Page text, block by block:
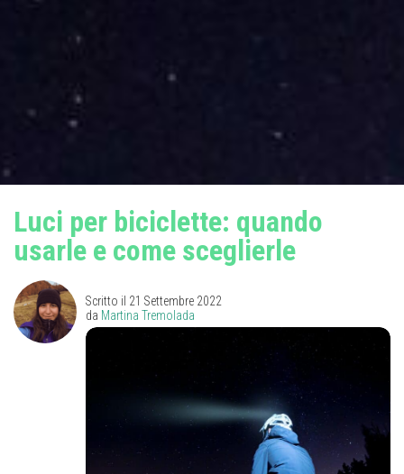
Luci per biciclette: quando
usarle e come sceglierle
Scritto il 21 Settembre 2022
da Martina Tremolada